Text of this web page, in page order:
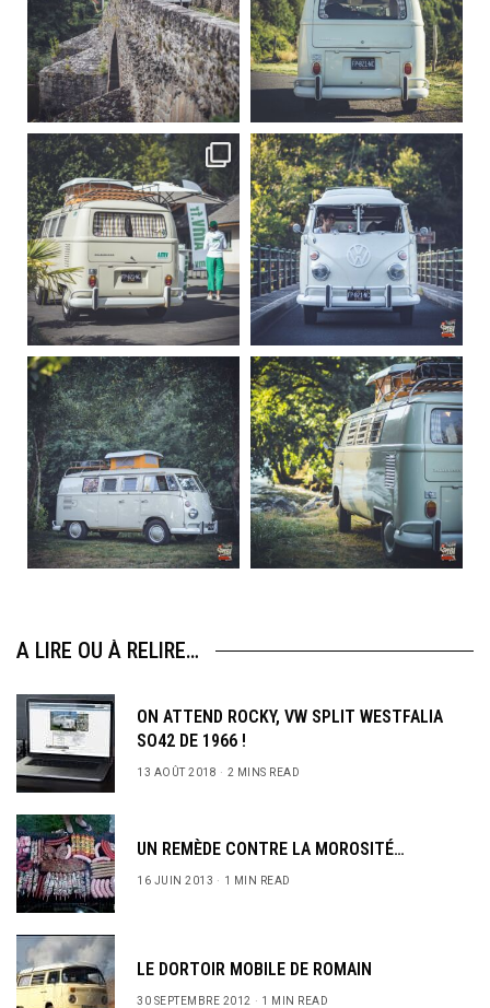
Sep 15
219
3
Sep 12
216
3
becombi
Sep 10
220
4
becombi
Août 10
177
0
becombi
Août 10
120
0
becombi
Août 10
108
0
A LIRE OU À RELIRE…
ON ATTEND ROCKY, VW SPLIT WESTFALIA
SO42 DE 1966 !
13 AOÛT 2018 2 MINS READ
UN REMÈDE CONTRE LA MOROSITÉ…
16 JUIN 2013 1 MIN READ
LE DORTOIR MOBILE DE ROMAIN
30 SEPTEMBRE 2012 1 MIN READ